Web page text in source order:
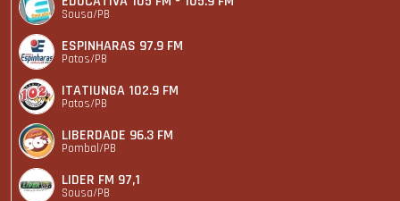
Sousa/PB
ESPINHARAS 97.9 FM
Patos/PB
ITATIUNGA 102.9 FM
Patos/PB
LIBERDADE 96.3 FM
Pombal/PB
LIDER FM 97,1
Sousa/PB